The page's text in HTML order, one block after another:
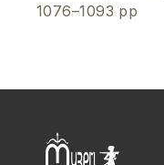
1076–1093 рр